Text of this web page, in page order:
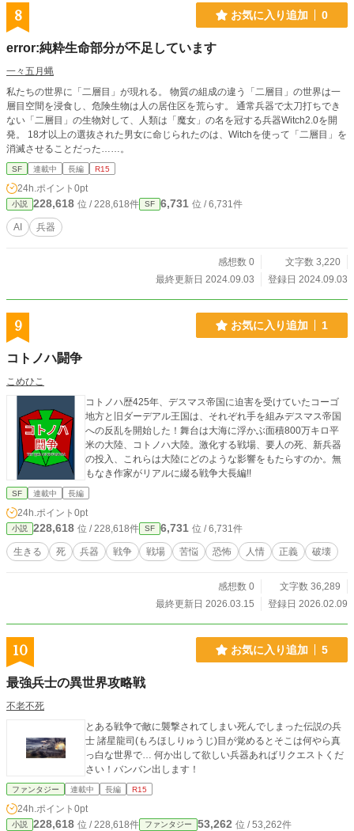
8 お気に入り追加 0
error:純粋生命部分が不足しています
一々五月蝿
私たちの世界に「二層目」が現れる。 物質の組成の違う「二層目」の世界は一
層目空間を浸食し、危険生物は人の居住区を荒らす。 通常兵器で太刀打ちでき
ない「二層目」の生物対して、人類は「魔女」の名を冠する兵器Witch2.0を開
発。 18才以上の選抜された男女に命じられたのは、Witchを使って「二層目」を
消滅させることだった……。
SF 連載中 長編 R15
24h.ポイント 0pt
小説 228,618 位 / 228,618件 SF 6,731 位 / 6,731件
AI 兵器
感想数 0
文字数 3,220
最終更新日 2024.09.03
登録日 2024.09.03
9 お気に入り追加 1
コトノハ闘争
こめひこ
コトノハ歴425年、デスマス帝国に迫害を受けていたコーゴ
地方と旧ダーデアル王国は、それぞれ手を組みデスマス帝国
への反乱を開始した！舞台は大海に浮かぶ面積800万キロ平
米の大陸、コトノハ大陸。激化する戦場、要人の死、新兵器
の投入、これらは大陸にどのような影響をもたらすのか。無
もなき作家がリアルに綴る戦争大長編!!
SF 連載中 長編
24h.ポイント 0pt
小説 228,618 位 / 228,618件 SF 6,731 位 / 6,731件
生きる 死 兵器 戦争 戦場 苦悩 恐怖 人情 正義 破壊
感想数 0
文字数 36,289
最終更新日 2026.03.15
登録日 2026.02.09
10 お気に入り追加 5
最強兵士の異世界攻略戦
不老不死
とある戦争で敵に襲撃されてしまい死んでしまった伝説の兵
士 諸星龍司(もろほしりゅうじ)目が覚めるとそこは何やら真
っ白な世界で… 何か出して欲しい兵器あればリクエストくだ
さい！バンバン出します！
ファンタジー 連載中 長編 R15
24h.ポイント 0pt
小説 228,618 位 / 228,618件 ファンタジー 53,262 位 / 53,262件